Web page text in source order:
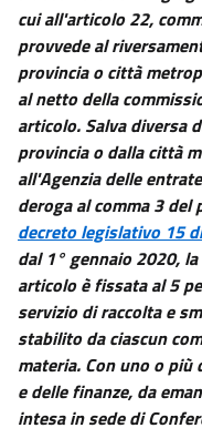
49
50
cui all'articolo 22,
provvede al
provincia o città
al netto della
articolo. Salva diversa
provincia o dalla città
all'Agenzia delle
deroga al comma 3
decreto legislativo 15
dal 1° gennaio 2020,
articolo è fissata al 5
servizio di raccolta e
stabilito da ciascun
materia. Con uno o
e delle finanze, da
intesa in sede di